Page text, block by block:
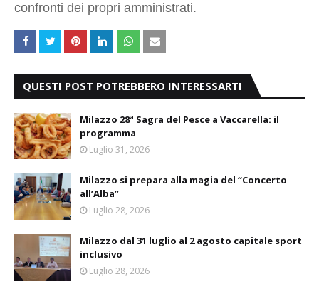
confronti dei propri amministrati.
QUESTI POST POTREBBERO INTERESSARTI
Milazzo 28ª Sagra del Pesce a Vaccarella: il
programma
Luglio 31, 2026
Milazzo si prepara alla magia del “Concerto
all’Alba”
Luglio 28, 2026
Milazzo dal 31 luglio al 2 agosto capitale sport
inclusivo
Luglio 28, 2026